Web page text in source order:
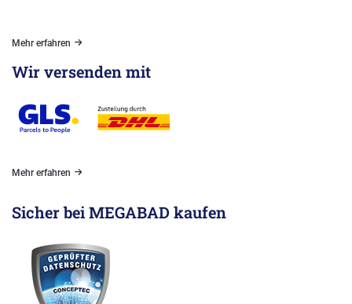
Mehr erfahren
Wir versenden mit
Mehr erfahren
Sicher bei MEGABAD kaufen